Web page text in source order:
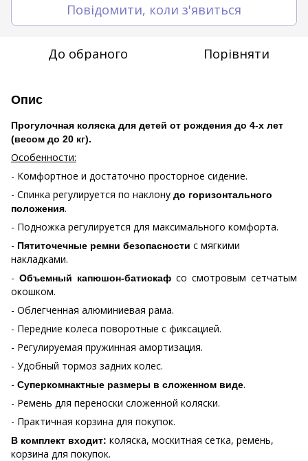
Повідомити, коли з'явиться
До обраного Порівняти
Опис
Прогулочная коляска для детей от рождения до 4-х лет
(весом до 20 кг).
Особенности:
- Комфортное и достаточно просторное сидение.
- Спинка регулируется по наклону до горизонтального
положения.
- Подножка регулируется для максимального комфорта.
- Пятиточечные ремни безопасности с мягкими
накладками.
- Объемный капюшон-батискаф со смотровым сетчатым
окошком.
- Облегченная алюминиевая рама.
- Передние колеса поворотные с фиксацией.
- Регулируемая пружинная амортизация.
- Удобный тормоз задних колес.
- Суперкомнактные размеры в сложенном виде.
- Ремень для переноски сложенной коляски.
- Практичная корзина для покупок.
В комплект входит: коляска, москитная сетка, ремень,
корзина для покупок.